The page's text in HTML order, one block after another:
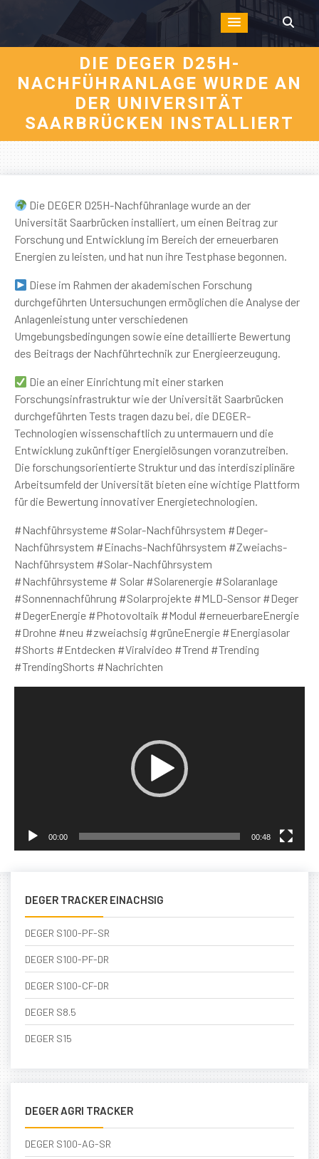
DIE DEGER D25H-
NACHFÜHRANLAGE WURDE AN
DER UNIVERSITÄT
SAARBRÜCKEN INSTALLIERT
Die DEGER D25H-Nachführanlage wurde an der
Universität Saarbrücken installiert, um einen Beitrag zur
Forschung und Entwicklung im Bereich der erneuerbaren
Energien zu leisten, und hat nun ihre Testphase begonnen.
Diese im Rahmen der akademischen Forschung
durchgeführten Untersuchungen ermöglichen die Analyse der
Anlagenleistung unter verschiedenen
Umgebungsbedingungen sowie eine detaillierte Bewertung
des Beitrags der Nachführtechnik zur Energieerzeugung.
Die an einer Einrichtung mit einer starken
Forschungsinfrastruktur wie der Universität Saarbrücken
durchgeführten Tests tragen dazu bei, die DEGER-
Technologien wissenschaftlich zu untermauern und die
Entwicklung zukünftiger Energielösungen voranzutreiben.
Die forschungsorientierte Struktur und das interdisziplinäre
Arbeitsumfeld der Universität bieten eine wichtige Plattform
für die Bewertung innovativer Energietechnologien.
#Nachführsysteme #Solar-Nachführsystem #Deger-
Nachführsystem #Einachs-Nachführsystem #Zweiachs-
Nachführsystem #Solar-Nachführsystem
#Nachführsysteme # Solar #Solarenergie #Solaranlage
#Sonnennachführung #Solarprojekte #MLD-Sensor #Deger
#DegerEnergie #Photovoltaik #Modul #erneuerbareEnergie
#Drohne #neu #zweiachsig #grüneEnergie #Energiasolar
#Shorts #Entdecken #Viralvideo #Trend #Trending
#TrendingShorts #Nachrichten
00:00 00:48
DEGER TRACKER EINACHSIG
DEGER S100-PF-SR
DEGER S100-PF-DR
DEGER S100-CF-DR
DEGER S8.5
DEGER S15
DEGER AGRI TRACKER
DEGER S100-AG-SR